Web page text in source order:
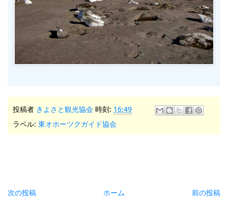
投稿者 きよさと観光協会 時刻: 16:49
ラベル: 東オホーツクガイド協会
次の投稿 前の投稿
ホーム